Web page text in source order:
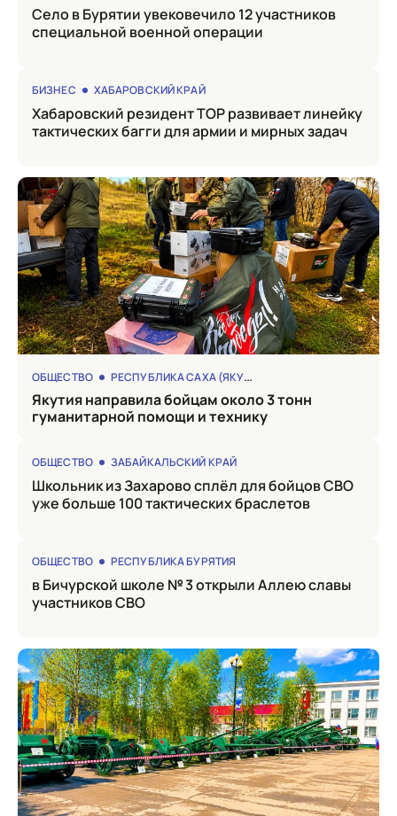
Село в Бурятии увековечило 12 участников
специальной военной операции
БИЗНЕС ХАБАРОВСКИЙ КРАЙ
Хабаровский резидент ТОР развивает линейку
тактических багги для армии и мирных задач
ОБЩЕСТВО РЕСПУБЛИКА САХА (ЯКУТИЯ)
Якутия направила бойцам около 3 тонн
гуманитарной помощи и технику
ОБЩЕСТВО ЗАБАЙКАЛЬСКИЙ КРАЙ
Школьник из Захарово сплёл для бойцов СВО
уже больше 100 тактических браслетов
ОБЩЕСТВО РЕСПУБЛИКА БУРЯТИЯ
в Бичурской школе № 3 открыли Аллею славы
участников СВО